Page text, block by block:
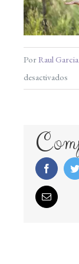
PorRaul Garcia
desactivados
Correo